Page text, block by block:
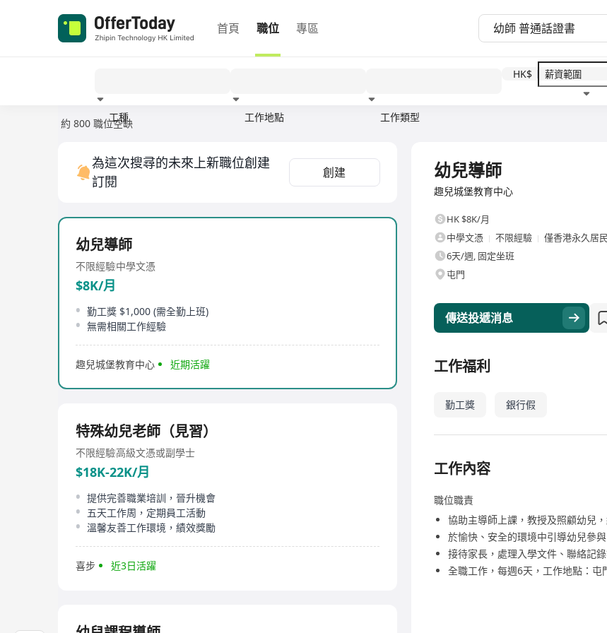
首頁 職位 專區
工種 工作地點 工作類型
HK$
約 800 職位空缺
為這次搜尋的未來上新職位創建
訂閱
創建
幼兒導師
不限經驗中學文憑
$8K/月
勤工獎 $1,000 (需全勤上班)
無需相關工作經驗
趣兒城堡教育中心 近期活躍
特殊幼兒老師（見習）
不限經驗高級文憑或副學士
$18K-22K/月
提供完善職業培訓，晉升機會
五天工作周，定期員工活動
溫馨友善工作環境，績效獎勵
喜步 近3日活躍
幼兒導師
趣兒城堡教育中心
HK $8K/月
中學文憑
不限經驗
僅香港永久居民
6天/週, 固定坐班
屯門
傳送投遞消息
工作福利
勤工獎 銀行假
工作內容
職位職責
協助主導師上課，教授及照顧幼兒
於愉快、安全的環境中引導幼兒參
接待家長，處理入學文件、聯絡記
全職工作，每週6天，工作地點：屯